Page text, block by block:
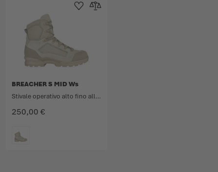
250,00 €
BREACHER S MID Ws
Stivale operativo alto fino alla caviglia, traspirante, per donna, in pelle scamosciata permeabile al vapore acqueo.
Aggiungi alla Lista dei Desideri
Aggiungi al confronto